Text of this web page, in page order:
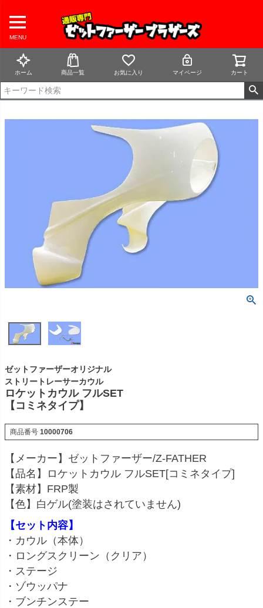
MENU
ホーム 商品一覧 お気に入り マイページ カート
ゼットファーザーオリジナル
ストリートレーサーカウル
ロケットカウル フルSET
【コミネタイプ】
商品番号 10000706
【メーカー】ゼットファーザー/Z-FATHER
【品名】ロケットカウル フルSET[コミネタイプ]
【素材】FRP製
【色】白ゲル(塗装はされていません)
【セット内容】
・カウル（本体）
・ロングスクリーン（クリア）
・ステージ
・ゾウッパナ
・ブンチンステー